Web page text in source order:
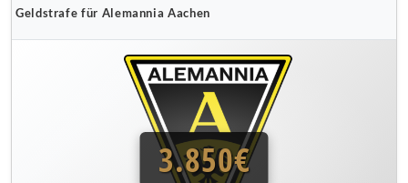
Geldstrafe für Alemannia Aachen
3.850€